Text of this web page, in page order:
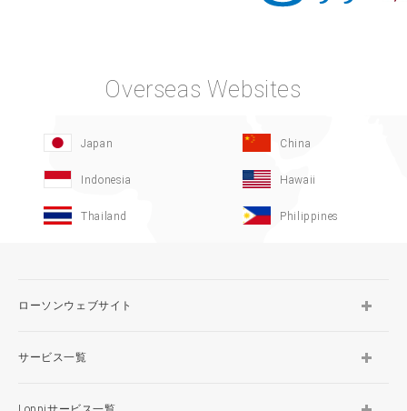
Overseas Websites
Japan China
Indonesia Hawaii
Thailand Philippines
ローソンウェブサイト
サービス一覧